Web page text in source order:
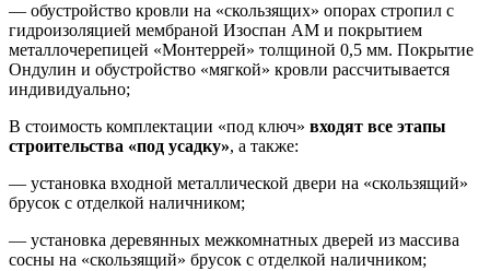
— обустройство кровли на «скользящих» опорах стропил с
гидроизоляцией мембраной Изоспан АМ и покрытием
металлочерепицей «Монтеррей» толщиной 0,5 мм. Покрытие
Ондулин и обустройство «мягкой» кровли рассчитывается
индивидуально;
В стоимость комплектации «под ключ» входят все этапы
строительства «под усадку», а также:
— установка входной металлической двери на «скользящий»
брусок с отделкой наличником;
— установка деревянных межкомнатных дверей из массива
сосны на «скользящий» брусок с отделкой наличником;